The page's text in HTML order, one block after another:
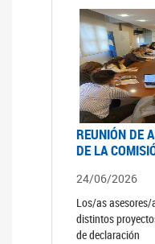
REUNIÓN DE
DE LA
24/06/2026
Los/as
distintos
de declaración